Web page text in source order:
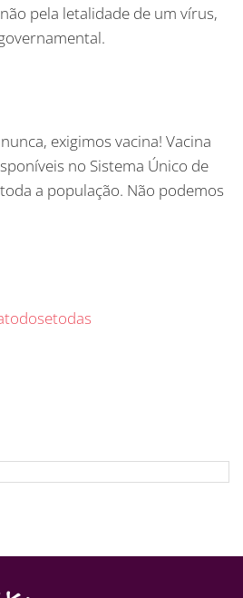
pela letalidade de um vírus,
exigimos vacina! Vacina
no Sistema Único de
a população. Não podemos